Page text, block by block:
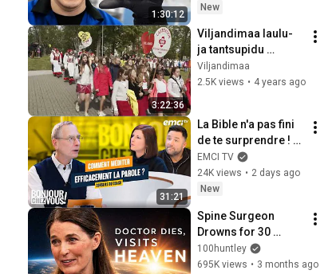
1:30:12
New
3:22:36
Viljandimaa laulu-
ja tantsupidu
„Keskpõrandale
kokku“ 28. mai 2022
Viljandimaa
2.5K views • 4 years ago
31:21
La Bible n'a pas fini
de te surprendre ! -
Bonjour chez vous !
- Philippe Bak
EMCI TV
24K views • 2 days ago
New
Spine Surgeon
Drowns for 30
Minutes —Comes
Back With a List
100huntley
695K views • 3 months ago